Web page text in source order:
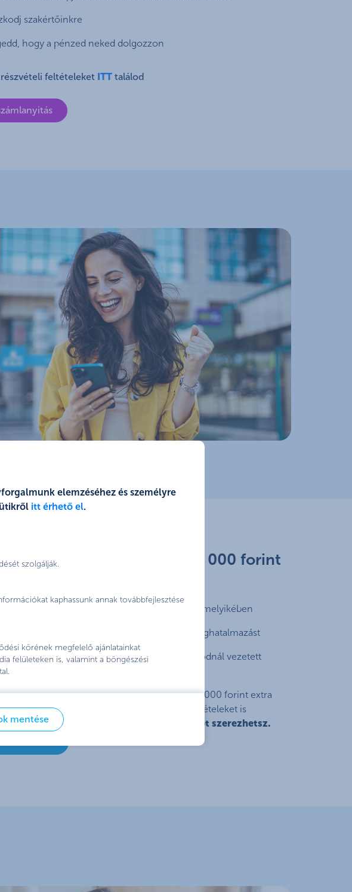
elemzéséhez és személyre
itt érhető el.
szolgálják.
kaphassunk annak továbbfejlesztése
körének megfelelő ajánlatainkat
felületeken is, valamint a böngészési
mentése
szakértőinkre
hogy a pénzed neked dolgozzon
feltételeket ITT találod
és szerezz további 20 000 forint
el a bankváltási folyamatot ügyfélpontjaink bármelyikében
ki tanácsadóink segítségével a számlaváltási meghatalmazást
oda, hogy személyes adataid és a régi bankodnál vezetett
adatai pontosan szerepeljenek
a bankváltási folyamat, és tiéd lehet a 20 000 forint extra
ha a 40 000 forint jóváíráshoz szükséges feltételeket is
Így összesen maximum 60 000 forintot szerezhetsz.